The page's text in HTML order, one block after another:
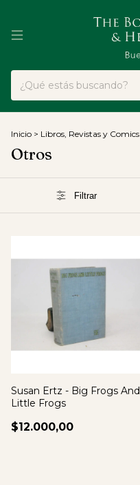
Inicio > Libros, Revistas y Comics
Otros
Filtrar
Susan Ertz - Big Frogs And
Little Frogs
$12.000,00